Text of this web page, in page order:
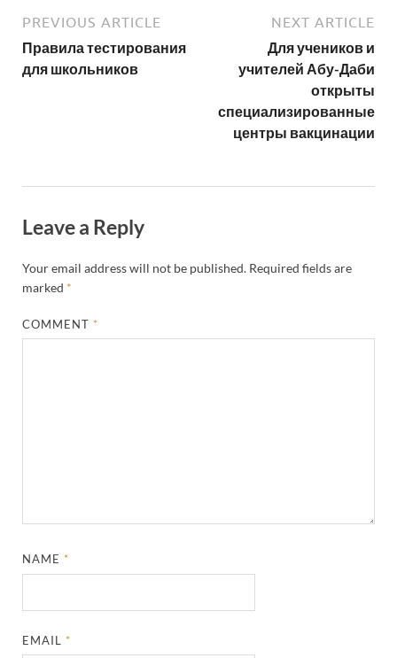
PREVIOUS ARTICLE
Правила тестирования
для школьников
NEXT ARTICLE
Для учеников и
учителей Абу-Даби
открыты
специализированные
центры вакцинации
Leave a Reply
Your email address will not be published. Required fields are
marked *
COMMENT *
NAME *
EMAIL *